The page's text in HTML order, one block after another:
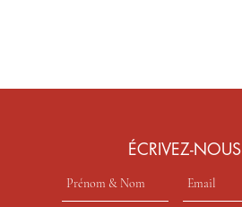
​ÉCRIVEZ-NOUS